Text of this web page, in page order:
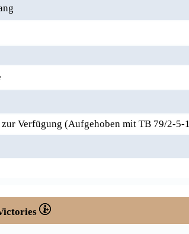
Verfügung (Aufgehoben mit TB 79/2-5-